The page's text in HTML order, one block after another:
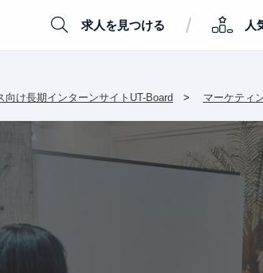
求人を見つける / 人
向け長期インターンサイトUT-Board マーケティ